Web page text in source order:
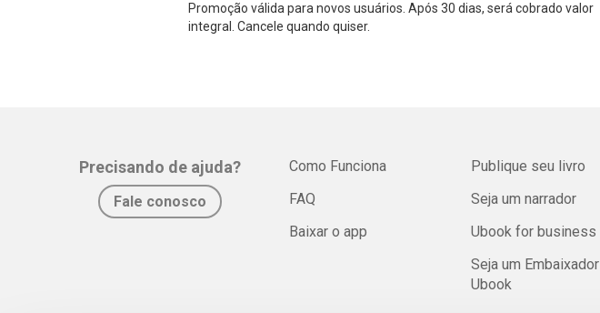
Promoção válida para novos usuários. Após 30 dias, será cobrado valor
integral. Cancele quando quiser.
Precisando de ajuda?
Fale conosco
Como Funciona
FAQ
Baixar o app
Publique seu livro
Seja um narrador
Ubook for business
Seja um Embaixador
Ubook